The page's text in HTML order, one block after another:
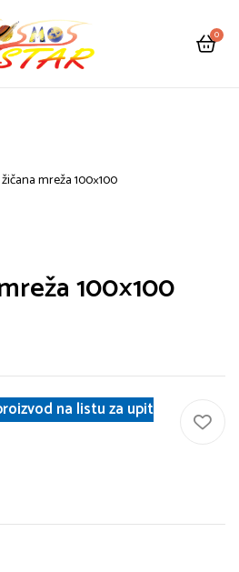
0
100×100
na listu za upit